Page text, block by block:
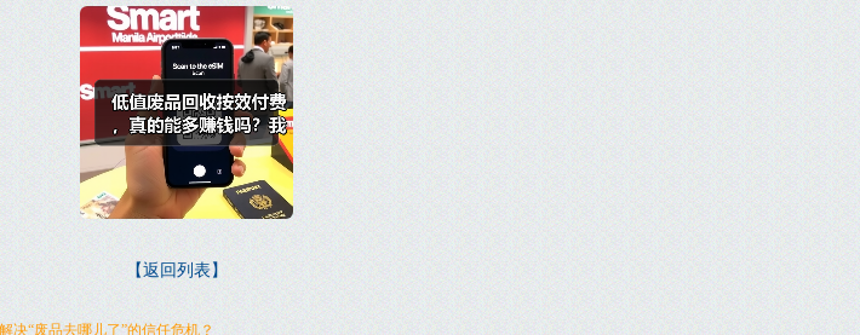
【返回列表】
决“废品去哪儿了”的信任危机？